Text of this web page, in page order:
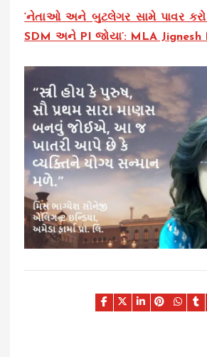
‘નેતાઓ અને બુટલેગર સામે પાવર
SDM અને PI જોયા’: MLA Jignesh